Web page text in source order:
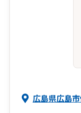
広島県広島